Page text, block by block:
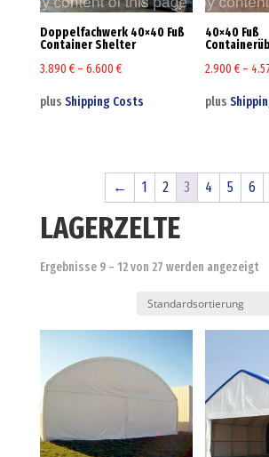
Doppelfachwerk 40×40 Fuß
Container Shelter
3.890 €– 6.600 €
plus Shipping Costs
40×40 Fuß
2.900€ –
plus
← 1 2 3 4 5 6
LAGERZELTE
Ergebnisse 9 – 12 von 27 werden angezeigt